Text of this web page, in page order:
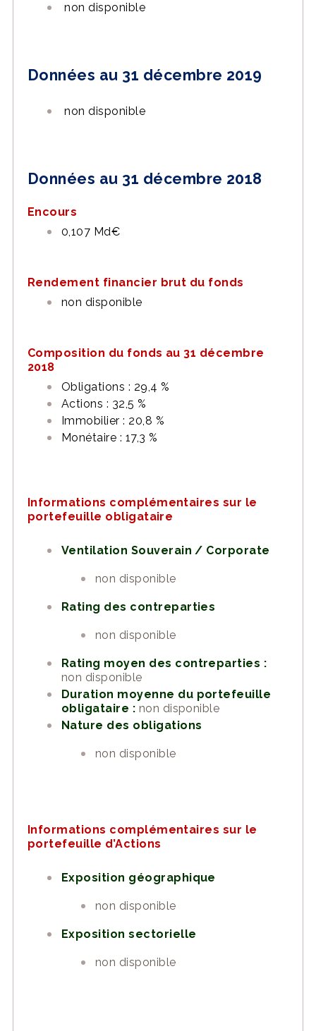
non disponible
Données au 31 décembre 2019
non disponible
Données au 31 décembre 2018
Encours
0,107 Md€
Rendement financier brut du fonds
non disponible
Composition du fonds au 31 décembre
2018
Obligations : 29,4 %
Actions : 32,5 %
Immobilier : 20,8 %
Monétaire : 17,3 %
Informations complémentaires sur le
portefeuille obligataire
Ventilation Souverain / Corporate
non disponible
Rating des contreparties
non disponible
Rating moyen des contreparties :
non disponible
Duration moyenne du portefeuille
obligataire : non disponible
Nature des obligations
non disponible
Informations complémentaires sur le
portefeuille d’Actions
Exposition géographique
non disponible
Exposition sectorielle
non disponible